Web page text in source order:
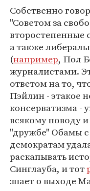
Собственно
"Советом за
второстепенные
а также
(например, Пол
журналистами.
ответом на то,
Пэйлин - этакое
консерватизма -
всякому поводу
"дружбе" Обамы
демократам
раскапывать
Синглауба, и тот
знает о выходе